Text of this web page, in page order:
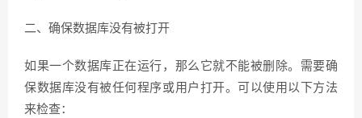
二、确保数据库没有被打开
如果一个数据库正在运行，那么它就不能被删除。需要确
保数据库没有被任何程序或用户打开。可以使用以下方法
来检查：